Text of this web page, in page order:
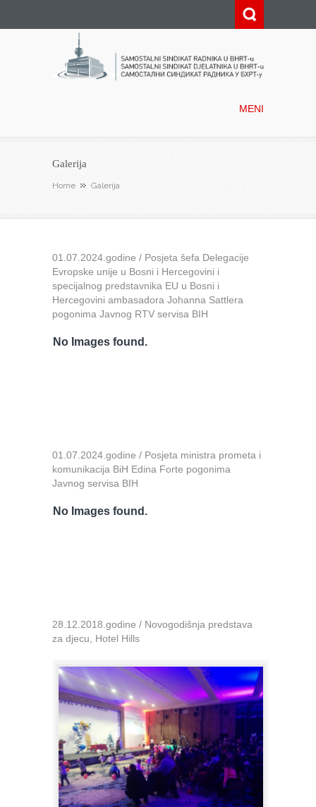
MENI
Galerija
Home Galerija
01.07.2024.godine / Posjeta šefa Delegacije
Evropske unije u Bosni i Hercegovini i
specijalnog predstavnika EU u Bosni i
Hercegovini ambasadora Johanna Sattlera
pogonima Javnog RTV servisa BIH
No Images found.
01.07.2024.godine / Posjeta ministra prometa i
komunikacija BiH Edina Forte pogonima
Javnog servisa BIH
No Images found.
28.12.2018.godine / Novogodišnja predstava
za djecu, Hotel Hills